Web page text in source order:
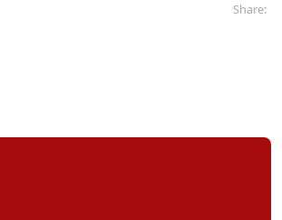
Share: